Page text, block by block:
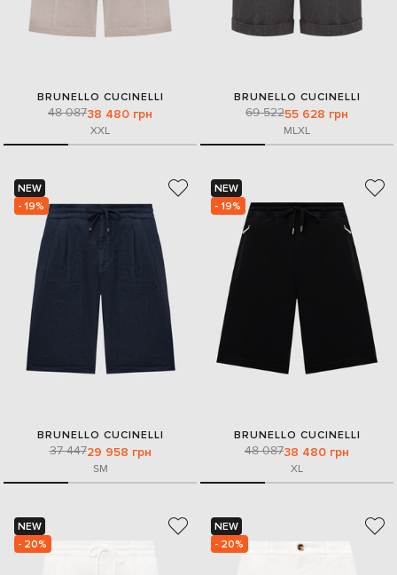
BRUNELLO CUCINELLI
48 08738 480 грн
XXL
BRUNELLO CUCINELLI
69 52255 628 грн
MLXL
NEW
- 19%
BRUNELLO CUCINELLI
37 44729 958 грн
SM
NEW
- 19%
BRUNELLO CUCINELLI
48 08738 480 грн
XL
NEW
- 20%
NEW
- 20%